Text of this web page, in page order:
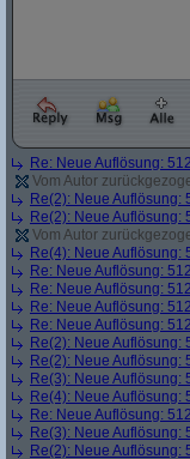
Re: Neue Auflösung:
Vom Autor
Re(2): Neue Auflösung:
Re(2): Neue Auflösung:
Vom Autor
Re(4): Neue Auflösung:
Re: Neue Auflösung:
Re: Neue Auflösung:
Re: Neue Auflösung:
Re: Neue Auflösung:
Re(2): Neue Auflösung:
Re(2): Neue Auflösung:
Re(3): Neue Auflösung:
Re(4): Neue Auflösung:
Re: Neue Auflösung:
Re(3): Neue Auflösung:
Re(2): Neue Auflösung: